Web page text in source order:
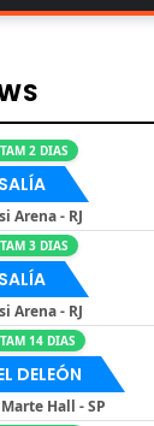
2 DIAS
Arena - RJ
3 DIAS
Arena - RJ
14 DIAS
DELEÓN
Hall - SP